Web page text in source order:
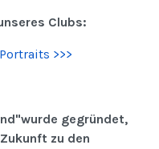
Clubs:
>>>
gegründet,
Zukunft zu den